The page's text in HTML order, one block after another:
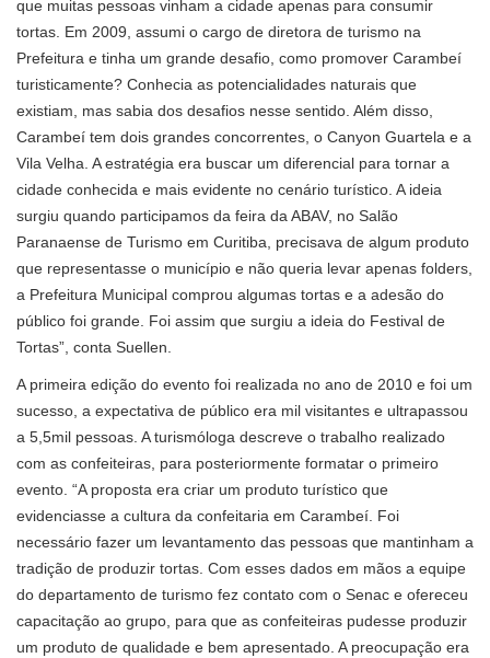
que muitas pessoas vinham a cidade apenas para consumir
tortas. Em 2009, assumi o cargo de diretora de turismo na
Prefeitura e tinha um grande desafio, como promover Carambeí
turisticamente? Conhecia as potencialidades naturais que
existiam, mas sabia dos desafios nesse sentido. Além disso,
Carambeí tem dois grandes concorrentes, o Canyon Guartela e a
Vila Velha. A estratégia era buscar um diferencial para tornar a
cidade conhecida e mais evidente no cenário turístico. A ideia
surgiu quando participamos da feira da ABAV, no Salão
Paranaense de Turismo em Curitiba, precisava de algum produto
que representasse o município e não queria levar apenas folders,
a Prefeitura Municipal comprou algumas tortas e a adesão do
público foi grande. Foi assim que surgiu a ideia do Festival de
Tortas”, conta Suellen.
A primeira edição do evento foi realizada no ano de 2010 e foi um
sucesso, a expectativa de público era mil visitantes e ultrapassou
a 5,5mil pessoas. A turismóloga descreve o trabalho realizado
com as confeiteiras, para posteriormente formatar o primeiro
evento. “A proposta era criar um produto turístico que
evidenciasse a cultura da confeitaria em Carambeí. Foi
necessário fazer um levantamento das pessoas que mantinham a
tradição de produzir tortas. Com esses dados em mãos a equipe
do departamento de turismo fez contato com o Senac e ofereceu
capacitação ao grupo, para que as confeiteiras pudesse produzir
um produto de qualidade e bem apresentado. A preocupação era